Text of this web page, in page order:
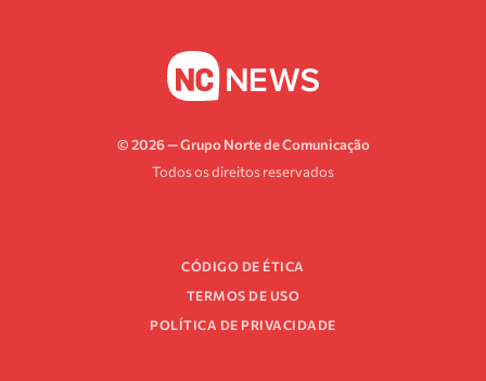
© 2026 — Grupo Norte de Comunicação
Todos os direitos reservados
CÓDIGO DE ÉTICA
TERMOS DE USO
POLÍTICA DE PRIVACIDADE